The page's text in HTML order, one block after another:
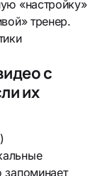
«настройку»
тренер.
с
их
запоминает